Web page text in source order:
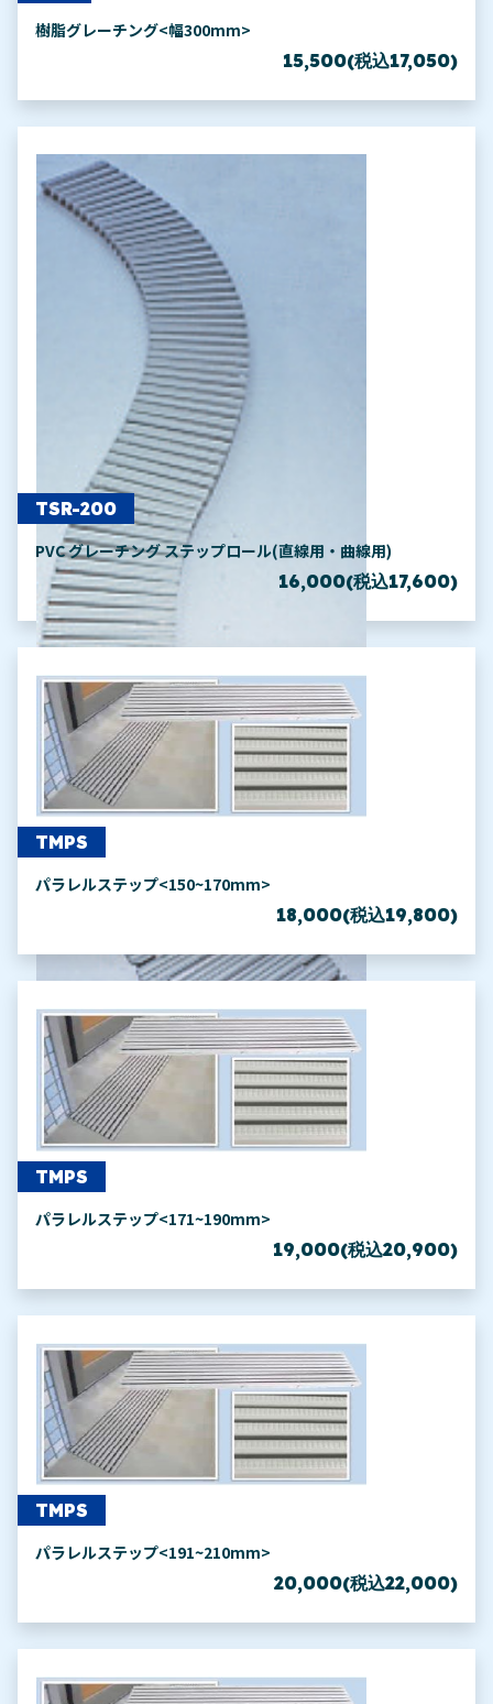
樹脂グレーチング<幅300mm>
15,500(税込17,050)
TSR-200
PVC グレーチング ステップロール(直線用・曲線用)
16,000(税込17,600)
TMPS
パラレルステップ<150~170mm>
18,000(税込19,800)
TMPS
パラレルステップ<171~190mm>
19,000(税込20,900)
TMPS
パラレルステップ<191~210mm>
20,000(税込22,000)